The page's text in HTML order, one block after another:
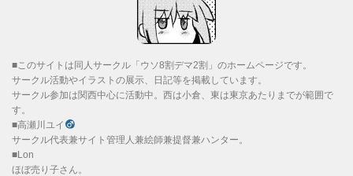
■このサイトは同人サークル「ウソ8割デマ2割」のホームページです。
サークル活動やイラストの展示、日記等を掲載しています。
サークル参加は関西中心に活動中。西は小倉、東は東京あたりまでが範囲で
す。
■高瀬川ユイ
サークル代表兼サイト管理人兼絵師兼提督兼ハンター。
■Lon
ほぼ売り子さん。